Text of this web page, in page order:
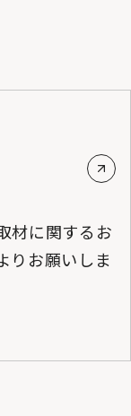
材に関するお
りお願いしま